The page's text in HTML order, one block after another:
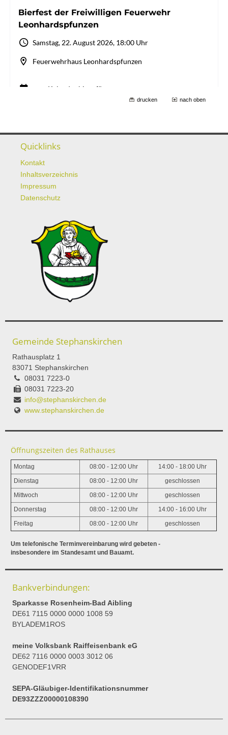
drucken nach oben
Quicklinks
Kontakt
Inhaltsverzeichnis
Impressum
Datenschutz
Gemeinde Stephanskirchen
Rathausplatz 1
83071 Stephanskirchen
08031 7223-0
08031 7223-20
info@stephanskirchen.de
www.stephanskirchen.de
Öffnungszeiten des Rathauses
Montag 08:00 - 12:00 Uhr 14:00 - 18:00 Uhr
Dienstag 08:00 - 12:00 Uhr geschlossen
Mittwoch 08:00 - 12:00 Uhr geschlossen
Donnerstag 08:00 - 12:00 Uhr 14:00 - 16:00 Uhr
Freitag 08:00 - 12:00 Uhr geschlossen
Um telefonische Terminvereinbarung wird gebeten -
insbesondere im Standesamt und Bauamt.
Bankverbindungen:
Sparkasse Rosenheim-Bad Aibling
DE61 7115 0000 0000 1008 59
BYLADEM1ROS
meine Volksbank Raiffeisenbank eG
DE62 7116 0000 0003 3012 06
GENODEF1VRR
SEPA-Gläubiger-Identifikationsnummer
DE93ZZZ00000108390